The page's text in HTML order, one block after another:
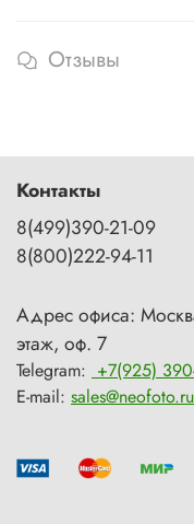
Отзывы
Контакты
8(499)390-21-09
8(800)222-94-11
Адрес офиса:
этаж, оф. 7
Telegram: +7(925)
E-mail: sales@neofoto.ru